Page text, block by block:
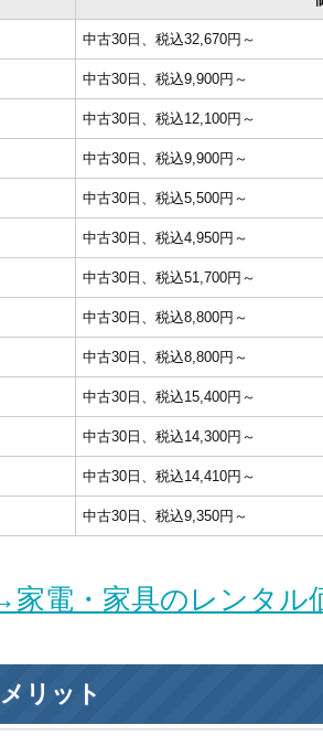
中古30日、税込32,670円～
中古30日、税込9,900円～
中古30日、税込12,100円～
中古30日、税込9,900円～
中古30日、税込5,500円～
中古30日、税込4,950円～
中古30日、税込51,700円～
中古30日、税込8,800円～
中古30日、税込8,800円～
中古30日、税込15,400円～
中古30日、税込14,300円～
中古30日、税込14,410円～
中古30日、税込9,350円～
家電・家具のレンタル
リット